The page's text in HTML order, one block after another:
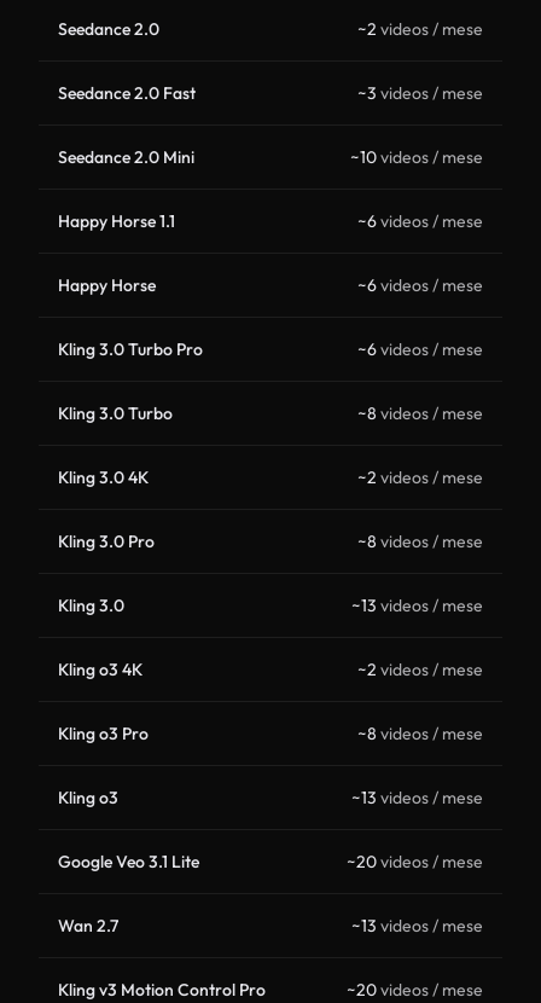
Seedance 2.0 ~2 videos / mese
Seedance 2.0 Fast ~3 videos / mese
Seedance 2.0 Mini ~10videos / mese
Happy Horse 1.1 ~6videos / mese
Happy Horse ~6videos / mese
Kling 3.0 Turbo Pro ~6videos / mese
Kling 3.0 Turbo ~8 videos / mese
Kling 3.0 4K ~2 videos / mese
Kling 3.0 Pro ~8 videos / mese
Kling 3.0 ~13 videos / mese
Kling o3 4K ~2 videos / mese
Kling o3 Pro ~8 videos / mese
Kling o3 ~13 videos / mese
Google Veo 3.1 Lite ~20videos / mese
Wan 2.7 ~13 videos / mese
Kling v3 Motion Control Pro ~20videos / mese